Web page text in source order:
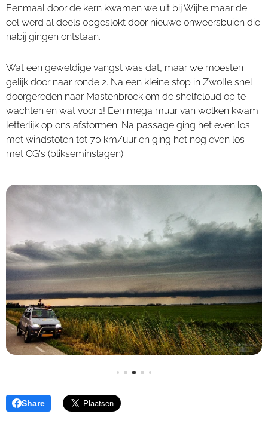
Eenmaal door de kern kwamen we uit bij Wijhe maar de
cel werd al deels opgeslokt door nieuwe onweersbuien die
nabij gingen ontstaan.
Wat een geweldige vangst was dat, maar we moesten
gelijk door naar ronde 2. Na een kleine stop in Zwolle snel
doorgereden naar Mastenbroek om de shelfcloud op te
wachten en wat voor 1! Een mega muur van wolken kwam
letterlijk op ons afstormen. Na passage ging het even los
met windstoten tot 70 km/uur en ging het nog even los
met CG's (blikseminslagen).
Share